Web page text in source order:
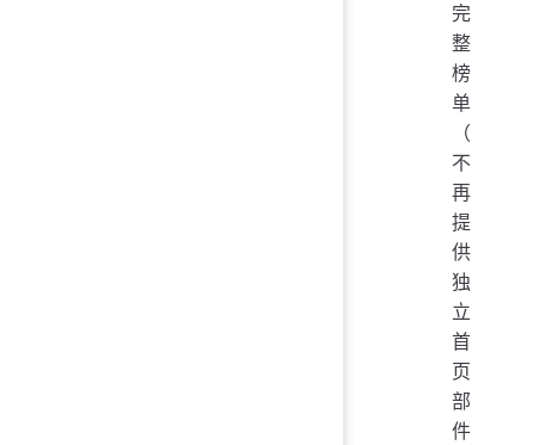
完
整
榜
单
（
不
再
提
供
独
立
首
页
部
件